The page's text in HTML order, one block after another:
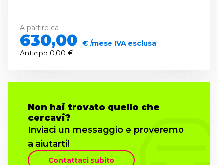
A partire da
630,00 € /mese IVA esclusa
Anticipo 0,00 €
Non hai trovato quello che
cercavi?
Inviaci un messaggio e proveremo
a aiutarti!
Contattaci subito